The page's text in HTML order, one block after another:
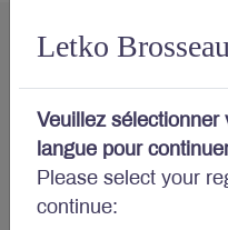
Letko Brosseau
Veuillez sélectionner
langue pour
Please select your
continue:
Votre